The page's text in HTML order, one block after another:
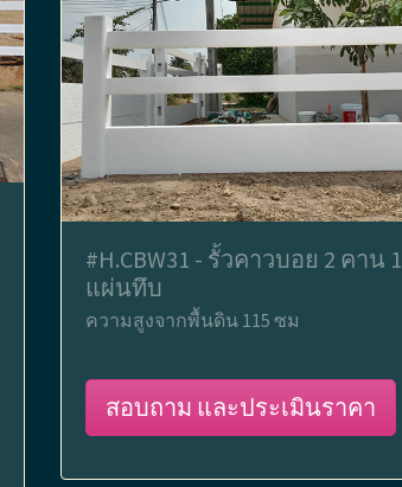
#H.CBW31 - รั้วคาวบอย 2 คาน 1
แผ่นทึบ
ความสูงจากพื้นดิน 115 ซม
สอบถาม และประเมินราคา